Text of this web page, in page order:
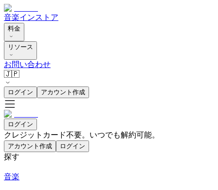
音楽インストア
料金
リソース
お問い合わせ
🇯🇵
ログイン アカウント作成
ログイン
クレジットカード不要。いつでも解約可能。
アカウント作成 ログイン
探す
音楽